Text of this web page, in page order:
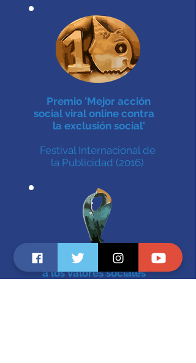
Premio 'Mejor acción
social viral online contra
la exclusión social'
Festival Internacional de
la Publicidad (2016)
Reconocimiento CECE
a los valores sociales